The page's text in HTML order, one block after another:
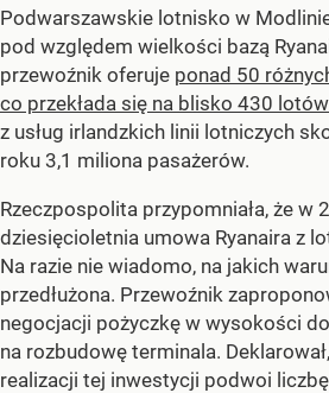
Podwarszawskie lotnisko w
pod względem wielkości bazą
przewoźnik oferuje ponad 50
co przekłada się na blisko 430
z usług irlandzkich linii lotniczych
roku 3,1 miliona pasażerów.
Rzeczpospolita przypomniała, że w
dziesięcioletnia umowa Ryanaira z
Na razie nie wiadomo, na jakich
przedłużona. Przewoźnik
negocjacji pożyczkę w wysokości
na rozbudowę terminala.
realizacji tej inwestycji podwoi